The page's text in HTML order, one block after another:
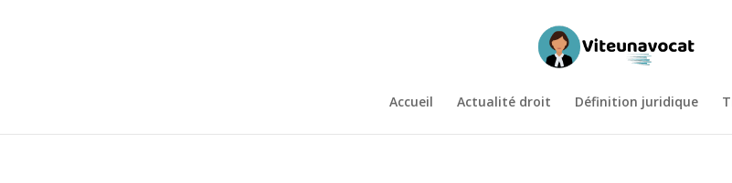
Accueil Actualité droit Définition juridique